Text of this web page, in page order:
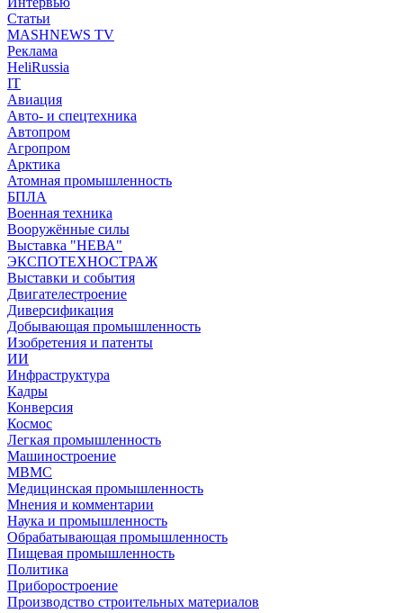
Статьи
MASHNEWS TV
Реклама
HeliRussia
IT
Авиация
Авто- и спецтехника
Автопром
Агропром
Арктика
Атомная промышленность
БПЛА
Военная техника
Вооружённые силы
Выставка "НЕВА"
ЭКСПОТЕХНОСТРАЖ
Выставки и события
Двигателестроение
Диверсификация
Добывающая промышленность
Изобретения и патенты
ИИ
Инфраструктура
Кадры
Конверсия
Космос
Легкая промышленность
Машиностроение
МВМС
Медицинская промышленность
Мнения и комментарии
Наука и промышленность
Обрабатывающая промышленность
Пищевая промышленность
Политика
Приборостроение
Производство строительных материалов